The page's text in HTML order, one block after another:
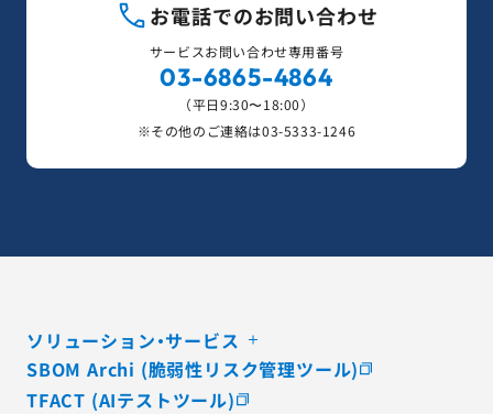
お電話でのお問い合わせ
サービスお問い合わせ専用番号
03-6865-4864
（平日9:30〜18:00）
※その他のご連絡は03-5333-1246
ソリューション・サービス
SBOM Archi (脆弱性リスク管理ツール)
TFACT (AIテストツール)